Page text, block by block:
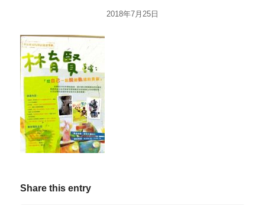
2018年7月25日
Share this entry